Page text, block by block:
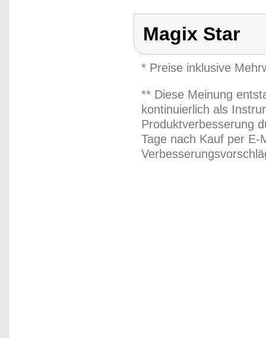
Magix Star
* Preise inklusive
** Diese Meinung
kontinuierlich als
Produktverbesserung
Tage nach Kauf per E-